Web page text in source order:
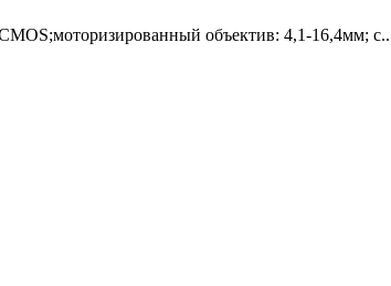
объектив: 4,1-16,4мм; с..